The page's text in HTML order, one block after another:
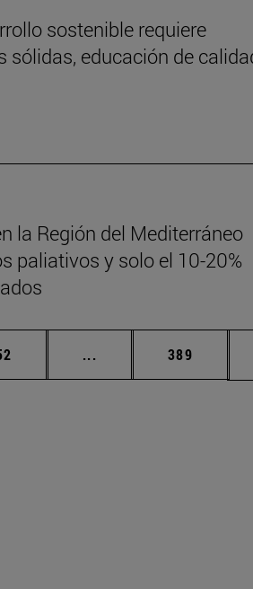
sostenible requiere
educación de
la Región del Mediterráneo
paliativos y solo el 10-20%
... Páginas intermedias
Página
389